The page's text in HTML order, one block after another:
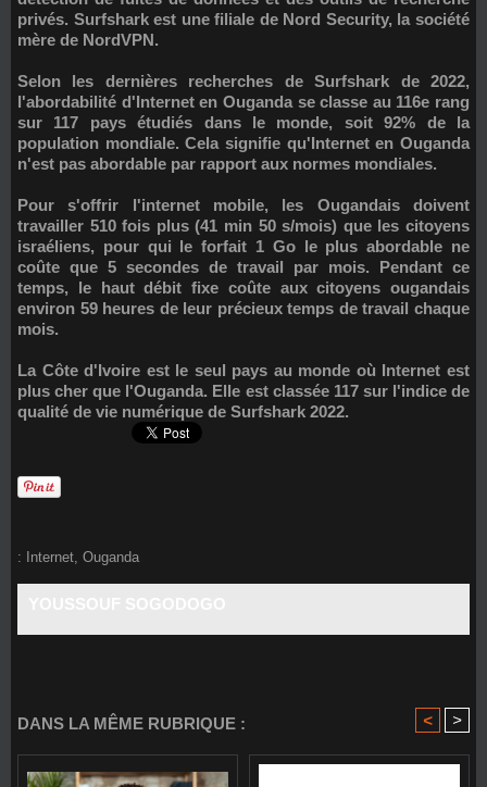
privés. Surfshark est une filiale de Nord Security, la société
mère de NordVPN.
Selon les dernières recherches de Surfshark de 2022,
l'abordabilité d'Internet en Ouganda se classe au 116e rang
sur 117 pays étudiés dans le monde, soit 92% de la
population mondiale. Cela signifie qu'Internet en Ouganda
n'est pas abordable par rapport aux normes mondiales.
Pour s'offrir l'internet mobile, les Ougandais doivent
travailler 510 fois plus (41 min 50 s/mois) que les citoyens
israéliens, pour qui le forfait 1 Go le plus abordable ne
coûte que 5 secondes de travail par mois. Pendant ce
temps, le haut débit fixe coûte aux citoyens ougandais
environ 59 heures de leur précieux temps de travail chaque
mois.
La Côte d'Ivoire est le seul pays au monde où Internet est
plus cher que l'Ouganda. Elle est classée 117 sur l'indice de
qualité de vie numérique de Surfshark 2022.
: Internet Ouganda
DANS LA MÊME RUBRIQUE : < >